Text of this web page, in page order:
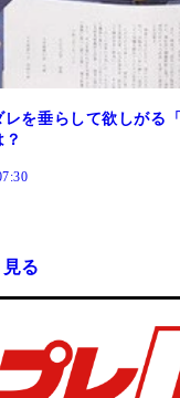
を垂らして欲しがる
る